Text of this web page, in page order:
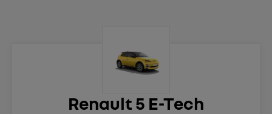
Renault 5 E-Tech